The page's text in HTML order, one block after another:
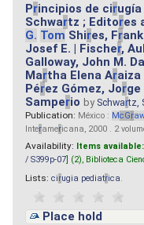
Principios de cir
Schwartz ; Editores
G. Tom Shires, Frank
Josef E. | Fischer,
Galloway, John M.
Martha Elena Araiza
Pérez Gómez, Jorge
Samperio by Schwartz,
Publication: México : McGr
Interamericana, 2000 . 2
Availability: Items available:
/ S399p-07 ] (2), Biblioteca
Lists: cirugia pediatrica
Place hold